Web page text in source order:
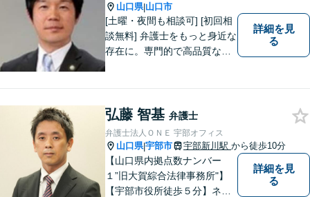
山口県|山口市
[土曜・夜間も相談可] [初回相
談無料] 弁護士をもっと身近な
存在に。専門的で高品質なリ
詳細を見
る
弘藤 智基 弁護士
弁護士法人ＯＮＥ 宇部オフィス
山口県|宇部市 宇部新川駅 から徒歩10分
【山口県内拠点数ナンバー
１”旧大賀綜合法律事務所"】
【宇部市役所徒歩５分】ネッ
詳細を見
る